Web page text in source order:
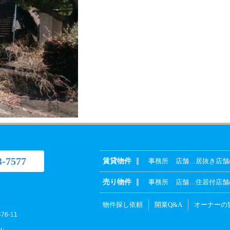
7577
11
賃貸物件 事務所 店舗…居抜き店
売り物件 事務所 店舗…住居付店
物件探し依頼 開業Q&A オーナーの